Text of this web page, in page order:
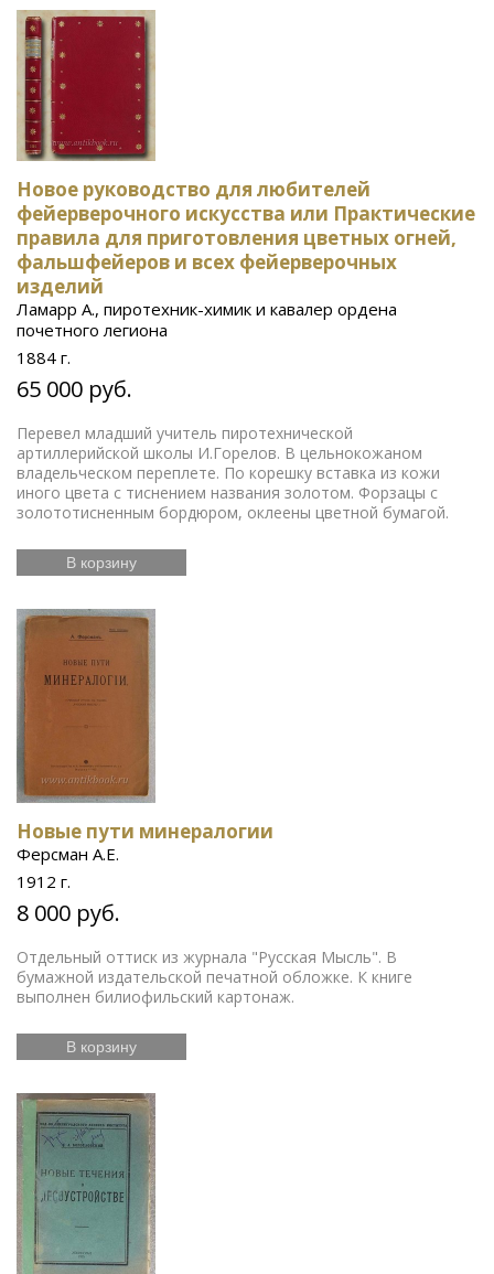
Новое руководство для любителей
фейерверочного искусства или Практические
правила для приготовления цветных огней,
фальшфейеров и всех фейерверочных
изделий
Ламарр А., пиротехник-химик и кавалер ордена
почетного легиона
1884 г.
65 000 руб.
Перевел младший учитель пиротехнической
артиллерийской школы И.Горелов. В цельнокожаном
владельческом переплете. По корешку вставка из кожи
иного цвета с тиснением названия золотом. Форзацы с
золототисненным бордюром, оклеены цветной бумагой.
В корзину
Новые пути минералогии
Ферсман А.Е.
1912 г.
8 000 руб.
Отдельный оттиск из журнала "Русская Мысль". В
бумажной издательской печатной обложке. К книге
выполнен билиофильский картонаж.
В корзину